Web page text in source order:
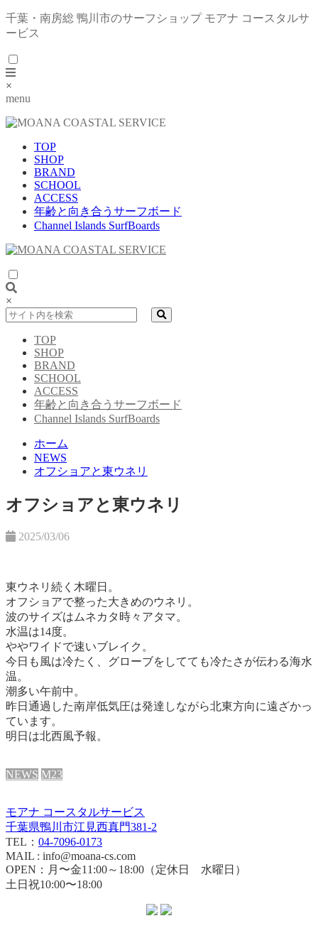
千葉・南房総 鴨川市のサーフショップ モアナ コースタルサ
ービス
×
menu
TOP
SHOP
BRAND
SCHOOL
ACCESS
年齢と向き合うサーフボード
Channel Islands SurfBoards
×
TOP
SHOP
BRAND
SCHOOL
ACCESS
年齢と向き合うサーフボード
Channel Islands SurfBoards
ホーム
NEWS
オフショアと東ウネリ
オフショアと東ウネリ
2025/03/06
東ウネリ続く木曜日。
オフショアで整った大きめのウネリ。
波のサイズはムネカタ時々アタマ。
水温は14度。
ややワイドで速いブレイク。
今日も風は冷たく、グローブをしてても冷たさが伝わる海水
温。
潮多い午前中。
昨日通過した南岸低気圧は発達しながら北東方向に遠ざかっ
ています。
明日は北西風予報。
NEWS M23
モアナ コースタルサービス
千葉県鴨川市江見西真門381-2
TEL： 04-7096-0173
MAIL : info@moana-cs.com
OPEN：月〜金11:00～18:00（定休日 水曜日）
土日祝10:00〜18:00